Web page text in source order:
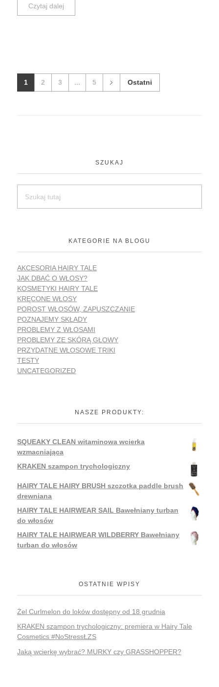
Czytaj dalej
1 2 3 ... 5 Ostatni
SZUKAJ
KATEGORIE NA BLOGU
AKCESORIA HAIRY TALE
JAK DBAĆ O WŁOSY?
KOSMETYKI HAIRY TALE
KRĘCONE WŁOSY
POROST WŁOSÓW, ZAPUSZCZANIE
POZNAJEMY SKŁADY
PROBLEMY Z WŁOSAMI
PROBLEMY ZE SKÓRĄ GŁOWY
PRZYDATNE WŁOSOWE TRIKI
TESTY
UNCATEGORIZED
NASZE PRODUKTY:
SQUEAKY CLEAN witaminowa wcierka
wzmacniająca
KRAKEN szampon trychologiczny
HAIRY TALE HAIRY BRUSH szczotka paddle brush
drewniana
HAIRY TALE HAIRWEAR SAIL Bawełniany turban
do włosów
HAIRY TALE HAIRWEAR WILDBERRY Bawełniany
turban do włosów
OSTATNIE WPISY
Żel Curlmelon do loków dostępny od 18 grudnia
KRAKEN szampon trychologiczny: premiera w Hairy Tale
Cosmetics #NoStressŁZS
Jaką wcierkę wybrać? MURKY czy GRASSHOPPER?